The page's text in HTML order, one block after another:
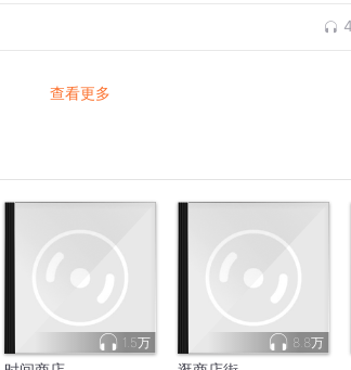
查看更多
1.5万 8.8万